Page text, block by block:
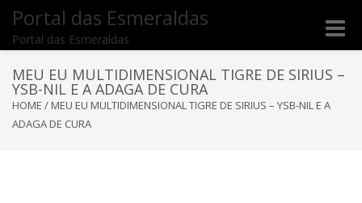
Portal das Esmeraldas
Portal das Esmeraldas
Toggle
MEU EU MULTIDIMENSIONAL TIGRE DE SIRIUS –
YSB-NIL E A ADAGA DE CURA
HOME / MEU EU MULTIDIMENSIONAL TIGRE DE SIRIUS – YSB-NIL E A
ADAGA DE CURA